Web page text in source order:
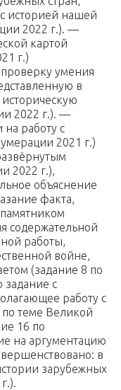
историей нашей
2022 г.). —
картой
г.)
умения
в
2022 г.). —
на работу с
2021 г.)
2022 г.),
объяснение
факта,
содержательной
работы,
войне,
(задание 8 по
задание с
работу с
теме Великой
16 по
на аргументацию
в
зарубежных